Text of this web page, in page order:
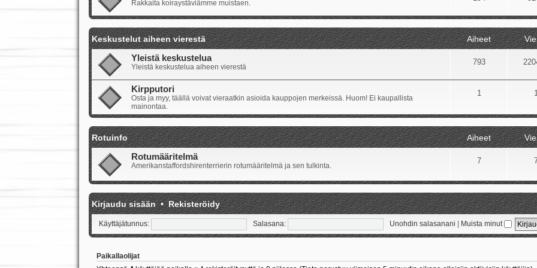
Rakkaita koiraystäviämme muistaen.
Keskustelut aiheen vierestä Aiheet
Yleistä keskustelua
Yleistä keskustelua aiheen vierestä
793
Kirpputori
Osta ja myy, täällä voivat vieraatkin asioida kauppojen merkeissä. Huom! Ei kaupallista
mainontaa.
1 1
Rotuinfo Aiheet
Rotumääritelmä
Amerikanstaffordshirenterrierin rotumääritelmä ja sen tulkinta.
7
Kirjaudu sisään•Rekisteröidy
Käyttäjätunnus: Salasana: Unohdin salasanani Muista minut
Paikallaolijat